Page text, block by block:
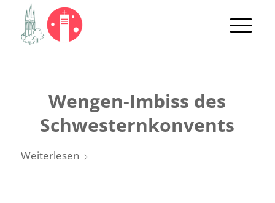
Wengen-Imbiss des
Schwesternkonvents
Weiterlesen